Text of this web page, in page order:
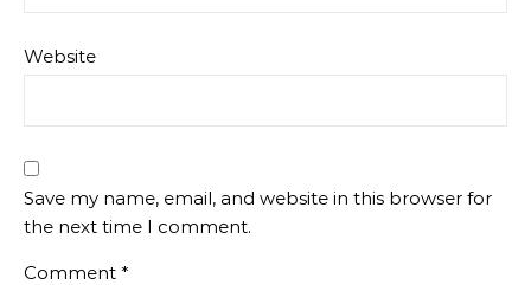
Website
Save my name, email, and website in this browser for
the next time I comment.
Comment *